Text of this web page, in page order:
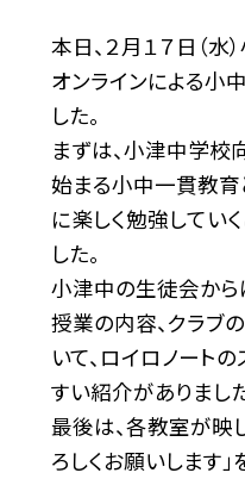
本日、２月１７日（水
オンラインによる小
した。
まずは、小津中学校
始まる小中一貫教育
に楽しく勉強してい
した。
小津中の生徒会から
授業の内容、クラブ
いて、ロイロノート
すい紹介がありました
最後は、各教室が映
ろしくお願いします」